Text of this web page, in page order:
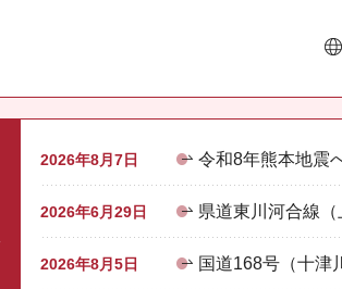
2026年8月7日 令和8年熊本地震
2026年6月29日 県道東川河合線
2026年8月5日 国道168号（十津